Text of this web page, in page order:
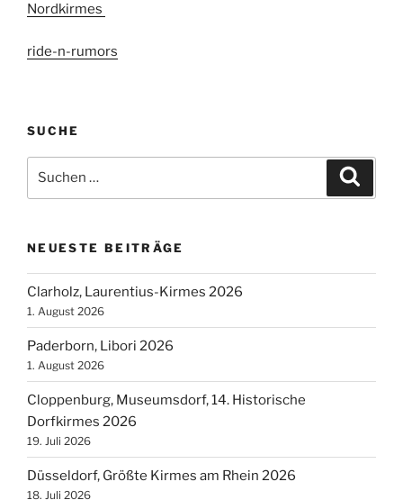
Nordkirmes
ride-n-rumors
SUCHE
nach:
NEUESTE BEITRÄGE
Clarholz, Laurentius-Kirmes 2026
1. August 2026
Paderborn, Libori 2026
1. August 2026
Cloppenburg, Museumsdorf, 14. Historische
Dorfkirmes 2026
19. Juli 2026
Düsseldorf, Größte Kirmes am Rhein 2026
18. Juli 2026